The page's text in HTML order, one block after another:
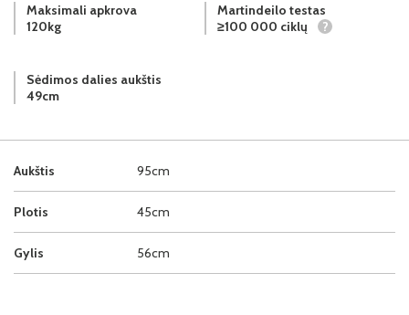
Aukštis 95cm
Plotis 45cm
Gylis 56cm
Maksimali apkrova
120kg
Martindeilo testas
≥100 000 ciklų
?
Sėdimos dalies aukštis
49cm